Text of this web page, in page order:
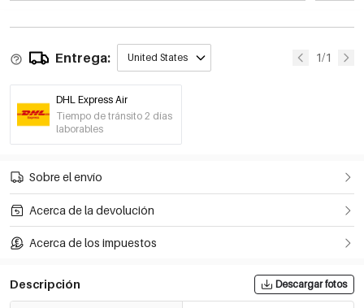
Entrega: United States 1/1
DHL Express Air
Tiempo de tránsito 2 días
laborables
Sobre el envío
Acerca de la devolución
Acerca de los impuestos
Descripción Descargar fotos